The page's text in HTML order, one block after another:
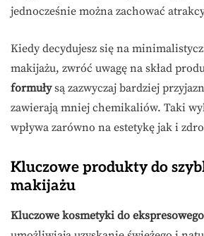
jednocześnie można zachować
Kiedy decydujesz się na
makijażu, zwróć uwagę na skład
formułysą zazwyczaj bardziej
zawierają mniej chemikaliów. Taki
wpływa zarówno na estetykę jak i
Kluczowe produkty do
makijażu
Kluczowe kosmetyki do